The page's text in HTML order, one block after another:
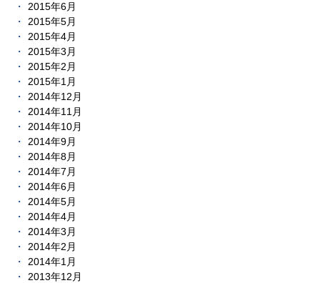
2015年6月
2015年5月
2015年4月
2015年3月
2015年2月
2015年1月
2014年12月
2014年11月
2014年10月
2014年9月
2014年8月
2014年7月
2014年6月
2014年5月
2014年4月
2014年3月
2014年2月
2014年1月
2013年12月